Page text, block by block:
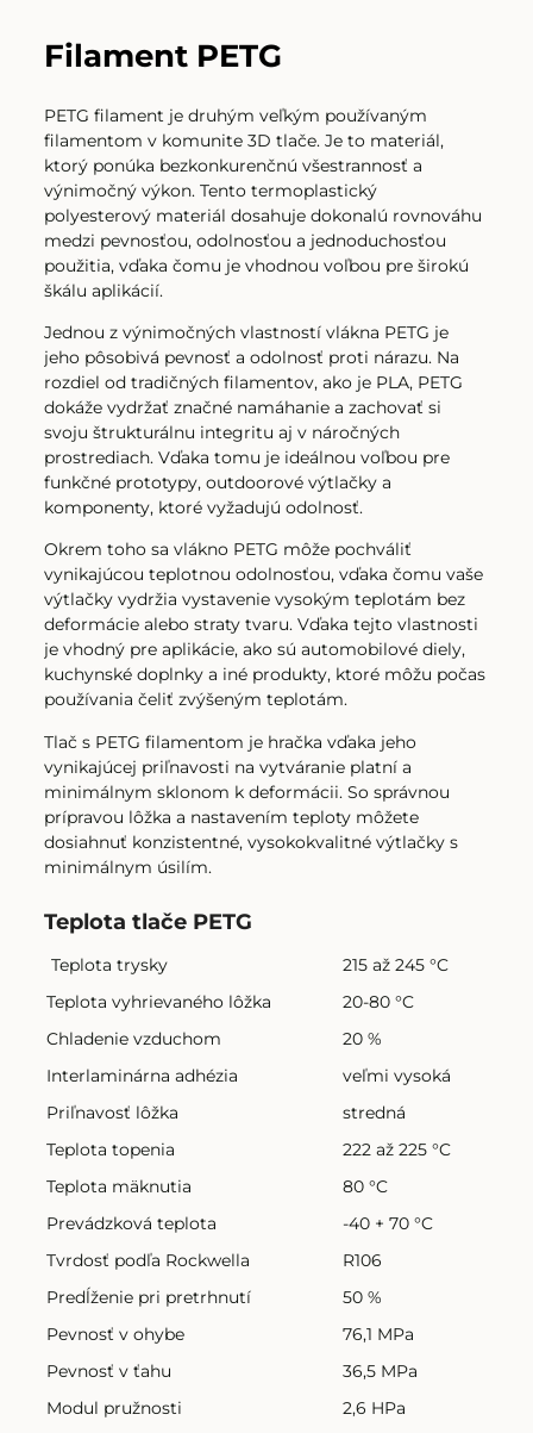
Filament PETG
PETG filament je druhým veľkým používaným
filamentom v komunite 3D tlače. Je to materiál,
ktorý ponúka bezkonkurenčnú všestrannosť a
výnimočný výkon. Tento termoplastický
polyesterový materiál dosahuje dokonalú rovnováhu
medzi pevnosťou, odolnosťou a jednoduchosťou
použitia, vďaka čomu je vhodnou voľbou pre širokú
škálu aplikácií.
Jednou z výnimočných vlastností vlákna PETG je
jeho pôsobivá pevnosť a odolnosť proti nárazu. Na
rozdiel od tradičných filamentov, ako je PLA, PETG
dokáže vydržať značné namáhanie a zachovať si
svoju štrukturálnu integritu aj v náročných
prostrediach. Vďaka tomu je ideálnou voľbou pre
funkčné prototypy, outdoorové výtlačky a
komponenty, ktoré vyžadujú odolnosť.
Okrem toho sa vlákno PETG môže pochváliť
vynikajúcou teplotnou odolnosťou, vďaka čomu vaše
výtlačky vydržia vystavenie vysokým teplotám bez
deformácie alebo straty tvaru. Vďaka tejto vlastnosti
je vhodný pre aplikácie, ako sú automobilové diely,
kuchynské doplnky a iné produkty, ktoré môžu počas
používania čeliť zvýšeným teplotám.
Tlač s PETG filamentom je hračka vďaka jeho
vynikajúcej priľnavosti na vytváranie platní a
minimálnym sklonom k ​​deformácii. So správnou
prípravou lôžka a nastavením teploty môžete
dosiahnuť konzistentné, vysokokvalitné výtlačky s
minimálnym úsilím.
Teplota tlače PETG
Teplota trysky
215 až 245 °C
Teplota vyhrievaného lôžka
20-80 °C
Chladenie vzduchom
20 %
Interlaminárna adhézia
veľmi vysoká
Priľnavosť lôžka
stredná
Teplota topenia
222 až 225 °C
Teplota mäknutia
80 °C
Prevádzková teplota
-40 + 70 °C
Tvrdosť podľa Rockwella
R106
Predĺženie pri pretrhnutí
50 %
Pevnosť v ohybe
76,1 MPa
Pevnosť v ťahu
36,5 MPa
Modul pružnosti
2,6 HPa